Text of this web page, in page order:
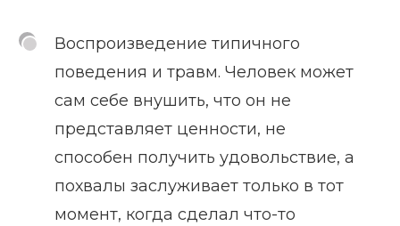
Воспроизведение типичного
поведения и травм. Человек может
сам себе внушить, что он не
представляет ценности, не
способен получить удовольствие, а
похвалы заслуживает только в тот
момент, когда сделал что-то